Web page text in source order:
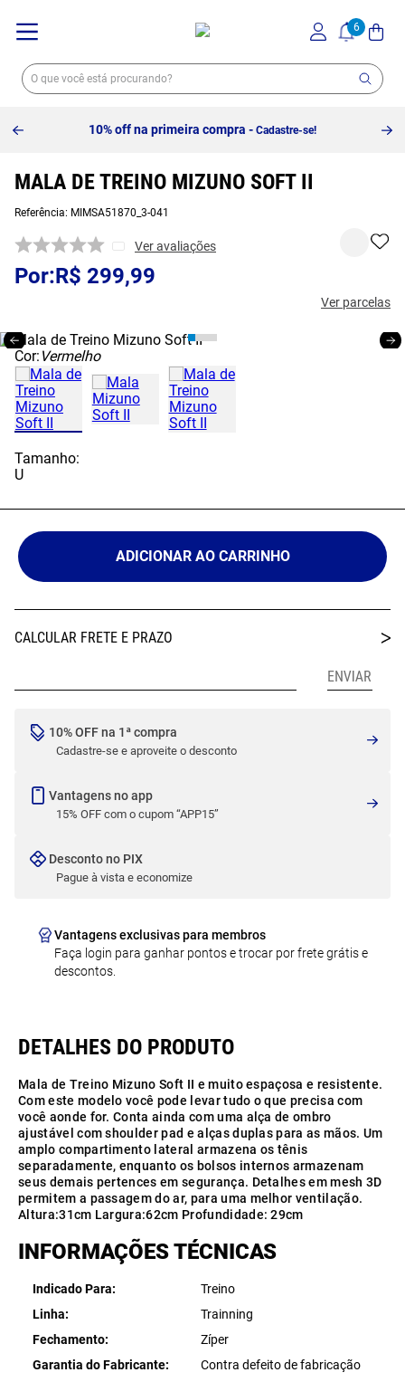
10% off na primeira compra - Cadastre-se!
MALA DE TREINO MIZUNO SOFT II
Referência: MIMSA51870_3-041
Ver avaliações
R$ 299,99
Ver parcelas
Cor: Vermelho
Tamanho:
U
ADICIONAR AO CARRINHO
10% OFF na 1ª compra
Cadastre-se e aproveite o desconto
Vantagens no app
15% OFF com o cupom “APP15”
Desconto no PIX
Pague à vista e economize
Vantagens exclusivas para membros
Faça login para ganhar pontos e trocar por frete grátis e
descontos.
Mala de Treino Mizuno Soft II e muito espaçosa e resistente.
Com este modelo você pode levar tudo o que precisa com
você aonde for. Conta ainda com uma alça de ombro
ajustável com shoulder pad e alças duplas para as mãos. Um
amplo compartimento lateral armazena os tênis
separadamente, enquanto os bolsos internos armazenam
seus demais pertences em segurança. Detalhes em mesh 3D
permitem a passagem do ar, para uma melhor ventilação.
Altura:31cm Largura:62cm Profundidade: 29cm
INFORMAÇÕES TÉCNICAS
Indicado Para
Treino
Linha
Trainning
Fechamento
Zíper
Garantia do Fabricante
Contra defeito de fabricação